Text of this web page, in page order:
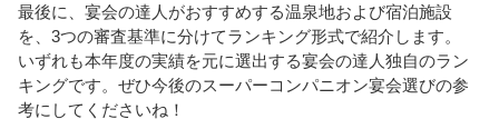
最後に、宴会の達人がおすすめする温泉地および宿泊施設
を、3つの審査基準に分けてランキング形式で紹介します。
いずれも本年度の実績を元に選出する宴会の達人独自のラン
キングです。ぜひ今後のスーパーコンパニオン宴会選びの参
考にしてくださいね！